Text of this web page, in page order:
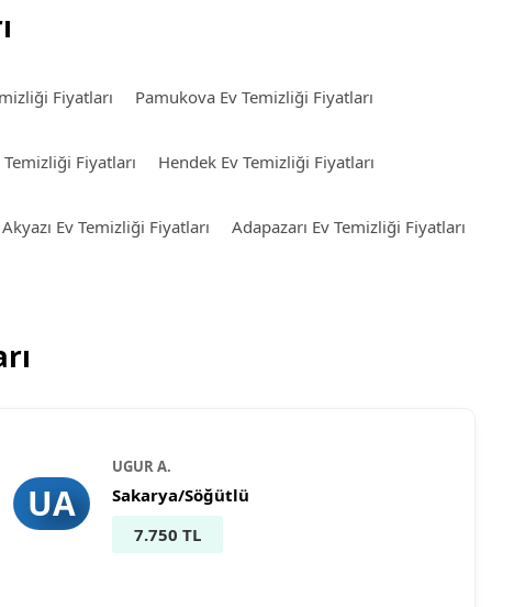
Fiyatları Pamukova Ev Temizliği Fiyatları
Fiyatları Hendek Ev Temizliği Fiyatları
Akyazı Ev Temizliği Fiyatları Adapazarı Ev Temizliği Fiyatları
UA
UGUR A.
Sakarya/Söğütlü
7.750 TL